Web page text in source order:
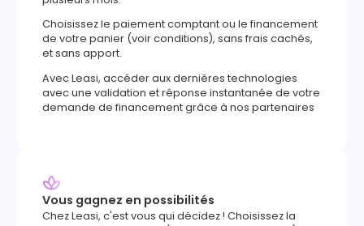
Choisissez le paiement comptant ou le financement
de votre panier (voir conditions), sans frais cachés,
et sans apport.
Avec Leasi, accéder aux dernières technologies
avec une validation et réponse instantanée de votre
demande de financement grâce à nos partenaires
Vous gagnez en possibilités
Chez Leasi, c'est vous qui décidez ! Choisissez la